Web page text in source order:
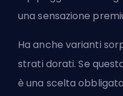
una sensazione
Ha anche varianti
strati dorati. Se
è una scelta